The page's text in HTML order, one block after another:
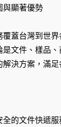
與顯著優勢
蓋台灣到世
文件、樣品、
決方案，滿足
全的文件快遞